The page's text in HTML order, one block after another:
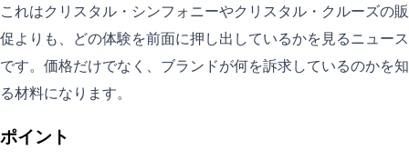
これはクリスタル・シンフォニーやクリスタル・クルーズの販
促よりも、どの体験を前面に押し出しているかを見るニュース
です。価格だけでなく、ブランドが何を訴求しているのかを知
る材料になります。
ポイント